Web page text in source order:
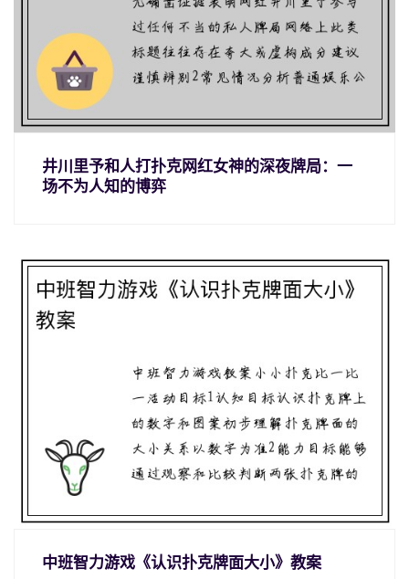
井川里予和人打扑克网红女神的深夜牌局：一
场不为人知的博弈
中班智力游戏《认识扑克牌面大小》教案